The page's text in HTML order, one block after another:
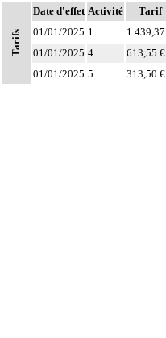
obstacle totalement
4
Par endoprothèse
4
Tarifs
Date d'effet Activité
Tarif
01/01/2025 1
1
01/01/2025 4
613,55 €
01/01/2025 5 313,50 €